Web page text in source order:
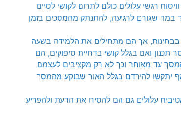
רגשי עלולים כולם לתרום לקושי לסיים
שגורם לרגיעה, להתנתק מהמסכים בזמן
אך הם מתחילים את הלמידה בשעה
תכנון ואם בגלל קושי בדחיית סיפוקים, הם
עד מאוחר וכך לא רק מקציבים לעצמם
יתקשו להירדם בגלל האור שבוקע מהמסך
עלולים גם הם להסיח את הדעת ולהפריע